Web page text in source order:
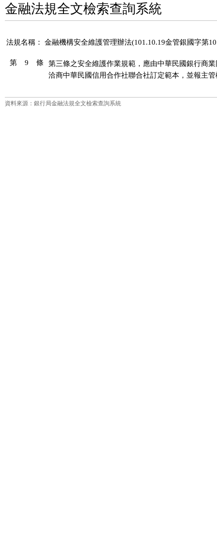
金融法規全文檢索查詢系統
法規名稱： 金融機構安全維護管理辦法(101.10.19金管銀國字第
第 9 條
第三條之安全維護作業規範，應由中華民國銀行商
洽商中華民國信用合作社聯合社訂定範本，並報主
資料來源：銀行局金融法規全文檢索查詢系統